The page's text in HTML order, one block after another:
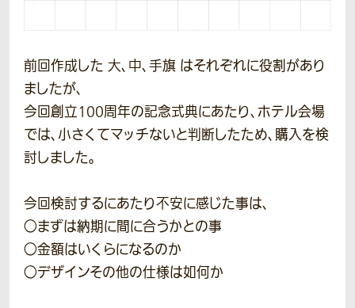
前回作成した 大、中、手旗 はそれぞれに役割があり
ましたが、
今回創立100周年の記念式典にあたり、ホテル会場
では、小さくてマッチないと判断したため、購入を検
討しました。
今回検討するにあたり不安に感じた事は、
○まずは納期に間に合うかとの事
○金額はいくらになるのか
○デザインその他の仕様は如何か